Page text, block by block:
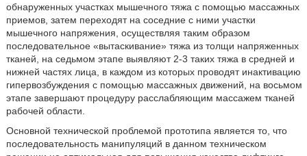
обнаруженных участках мышечного тяжа с помощью массажных
приемов, затем переходят на соседние с ними участки
мышечного напряжения, осуществляя таким образом
последовательное «вытаскивание» тяжа из толщи напряженных
тканей, на седьмом этапе выявляют 2-3 таких тяжа в средней и
нижней частях лица, в каждом из которых проводят инактивацию
гипервозбуждения с помощью массажных движений, на восьмом
этапе завершают процедуру расслабляющим массажем тканей
рабочей области.
Основной технической проблемой прототипа является то, что
последовательность манипуляций в данном техническом